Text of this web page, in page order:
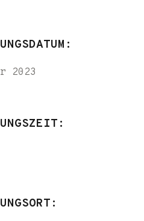
2023